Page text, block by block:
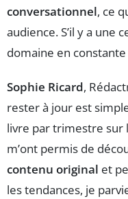
conversationnel, ce
audience. S’il y a une
domaine en
Sophie Ricard,
rester à jour est
livre par trimestre sur
m’ont permis de
contenu original et
les tendances, je